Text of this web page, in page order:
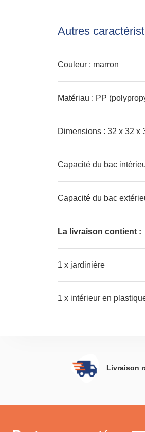
Autres
Couleur : marron
Matériau : PP
Dimensions : 32 x 32 x
Capacité du bac
Capacité du bac
La livraison contient :
1 x jardinière
1 x intérieur en
Livraison